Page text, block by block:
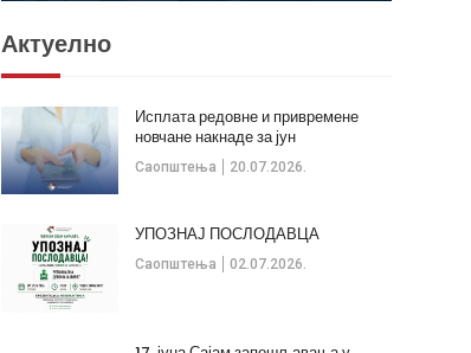
Актуелно
Саопштења 20.07.2026.
Исплата редовне и привремене
новчане накнаде за јун
Саопштења 02.07.2026.
УПОЗНАЈ ПОСЛОДАВЦА